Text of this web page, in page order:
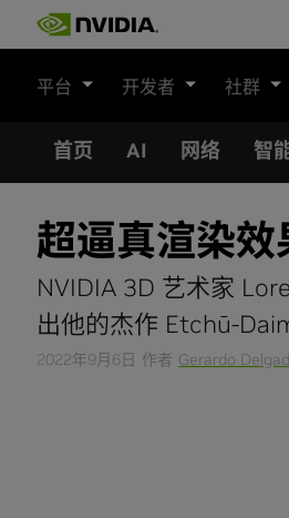
平台 开发者 社群
首页 AI 网络 智
超逼真渲染
NVIDIA 3D 艺术家
出他的杰作 Etchū-
2022年9月6日 作者 Gerardo